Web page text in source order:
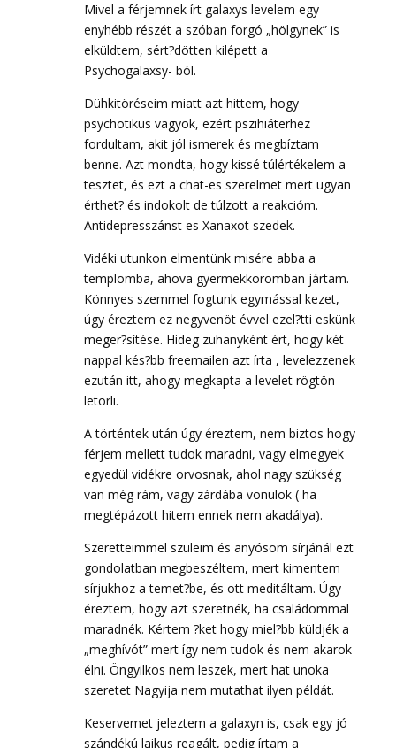
Mivel a férjemnek írt galaxys levelem egy
enyhébb részét a szóban forgó „hölgynek” is
elküldtem, sért?dötten kilépett a
Psychogalaxsy- ból.
Dühkitöréseim miatt azt hittem, hogy
psychotikus vagyok, ezért pszihiáterhez
fordultam, akit jól ismerek és megbíztam
benne. Azt mondta, hogy kissé túlértékelem a
tesztet, és ezt a chat-es szerelmet mert ugyan
érthet? és indokolt de túlzott a reakcióm.
Antidepresszánst es Xanaxot szedek.
Vidéki utunkon elmentünk misére abba a
templomba, ahova gyermekkoromban jártam.
Könnyes szemmel fogtunk egymással kezet,
úgy éreztem ez negyvenöt évvel ezel?tti eskünk
meger?sítése. Hideg zuhanyként ért, hogy két
nappal kés?bb freemailen azt írta , levelezzenek
ezután itt, ahogy megkapta a levelet rögtön
letörli.
A történtek után úgy éreztem, nem biztos hogy
férjem mellett tudok maradni, vagy elmegyek
egyedül vidékre orvosnak, ahol nagy szükség
van még rám, vagy zárdába vonulok ( ha
megtépázott hitem ennek nem akadálya).
Szeretteimmel szüleim és anyósom sírjánál ezt
gondolatban megbeszéltem, mert kimentem
sírjukhoz a temet?be, és ott meditáltam. Úgy
éreztem, hogy azt szeretnék, ha családommal
maradnék. Kértem ?ket hogy miel?bb küldjék a
„meghívót” mert így nem tudok és nem akarok
élni. Öngyilkos nem leszek, mert hat unoka
szeretet Nagyija nem mutathat ilyen példát.
Keservemet jeleztem a galaxyn is, csak egy jó
szándékú laikus reagált, pedig írtam a